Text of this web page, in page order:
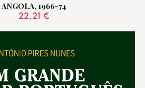
ANGOLA, 1966-74
22,21 €